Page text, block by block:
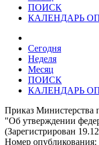
ПОИСК
КАЛЕНДАРЬ
Сегодня
Неделя
Месяц
ПОИСК
КАЛЕНДАРЬ
Приказ Министерства
"Об утверждении
(Зарегистрирован
Номер опубликования: